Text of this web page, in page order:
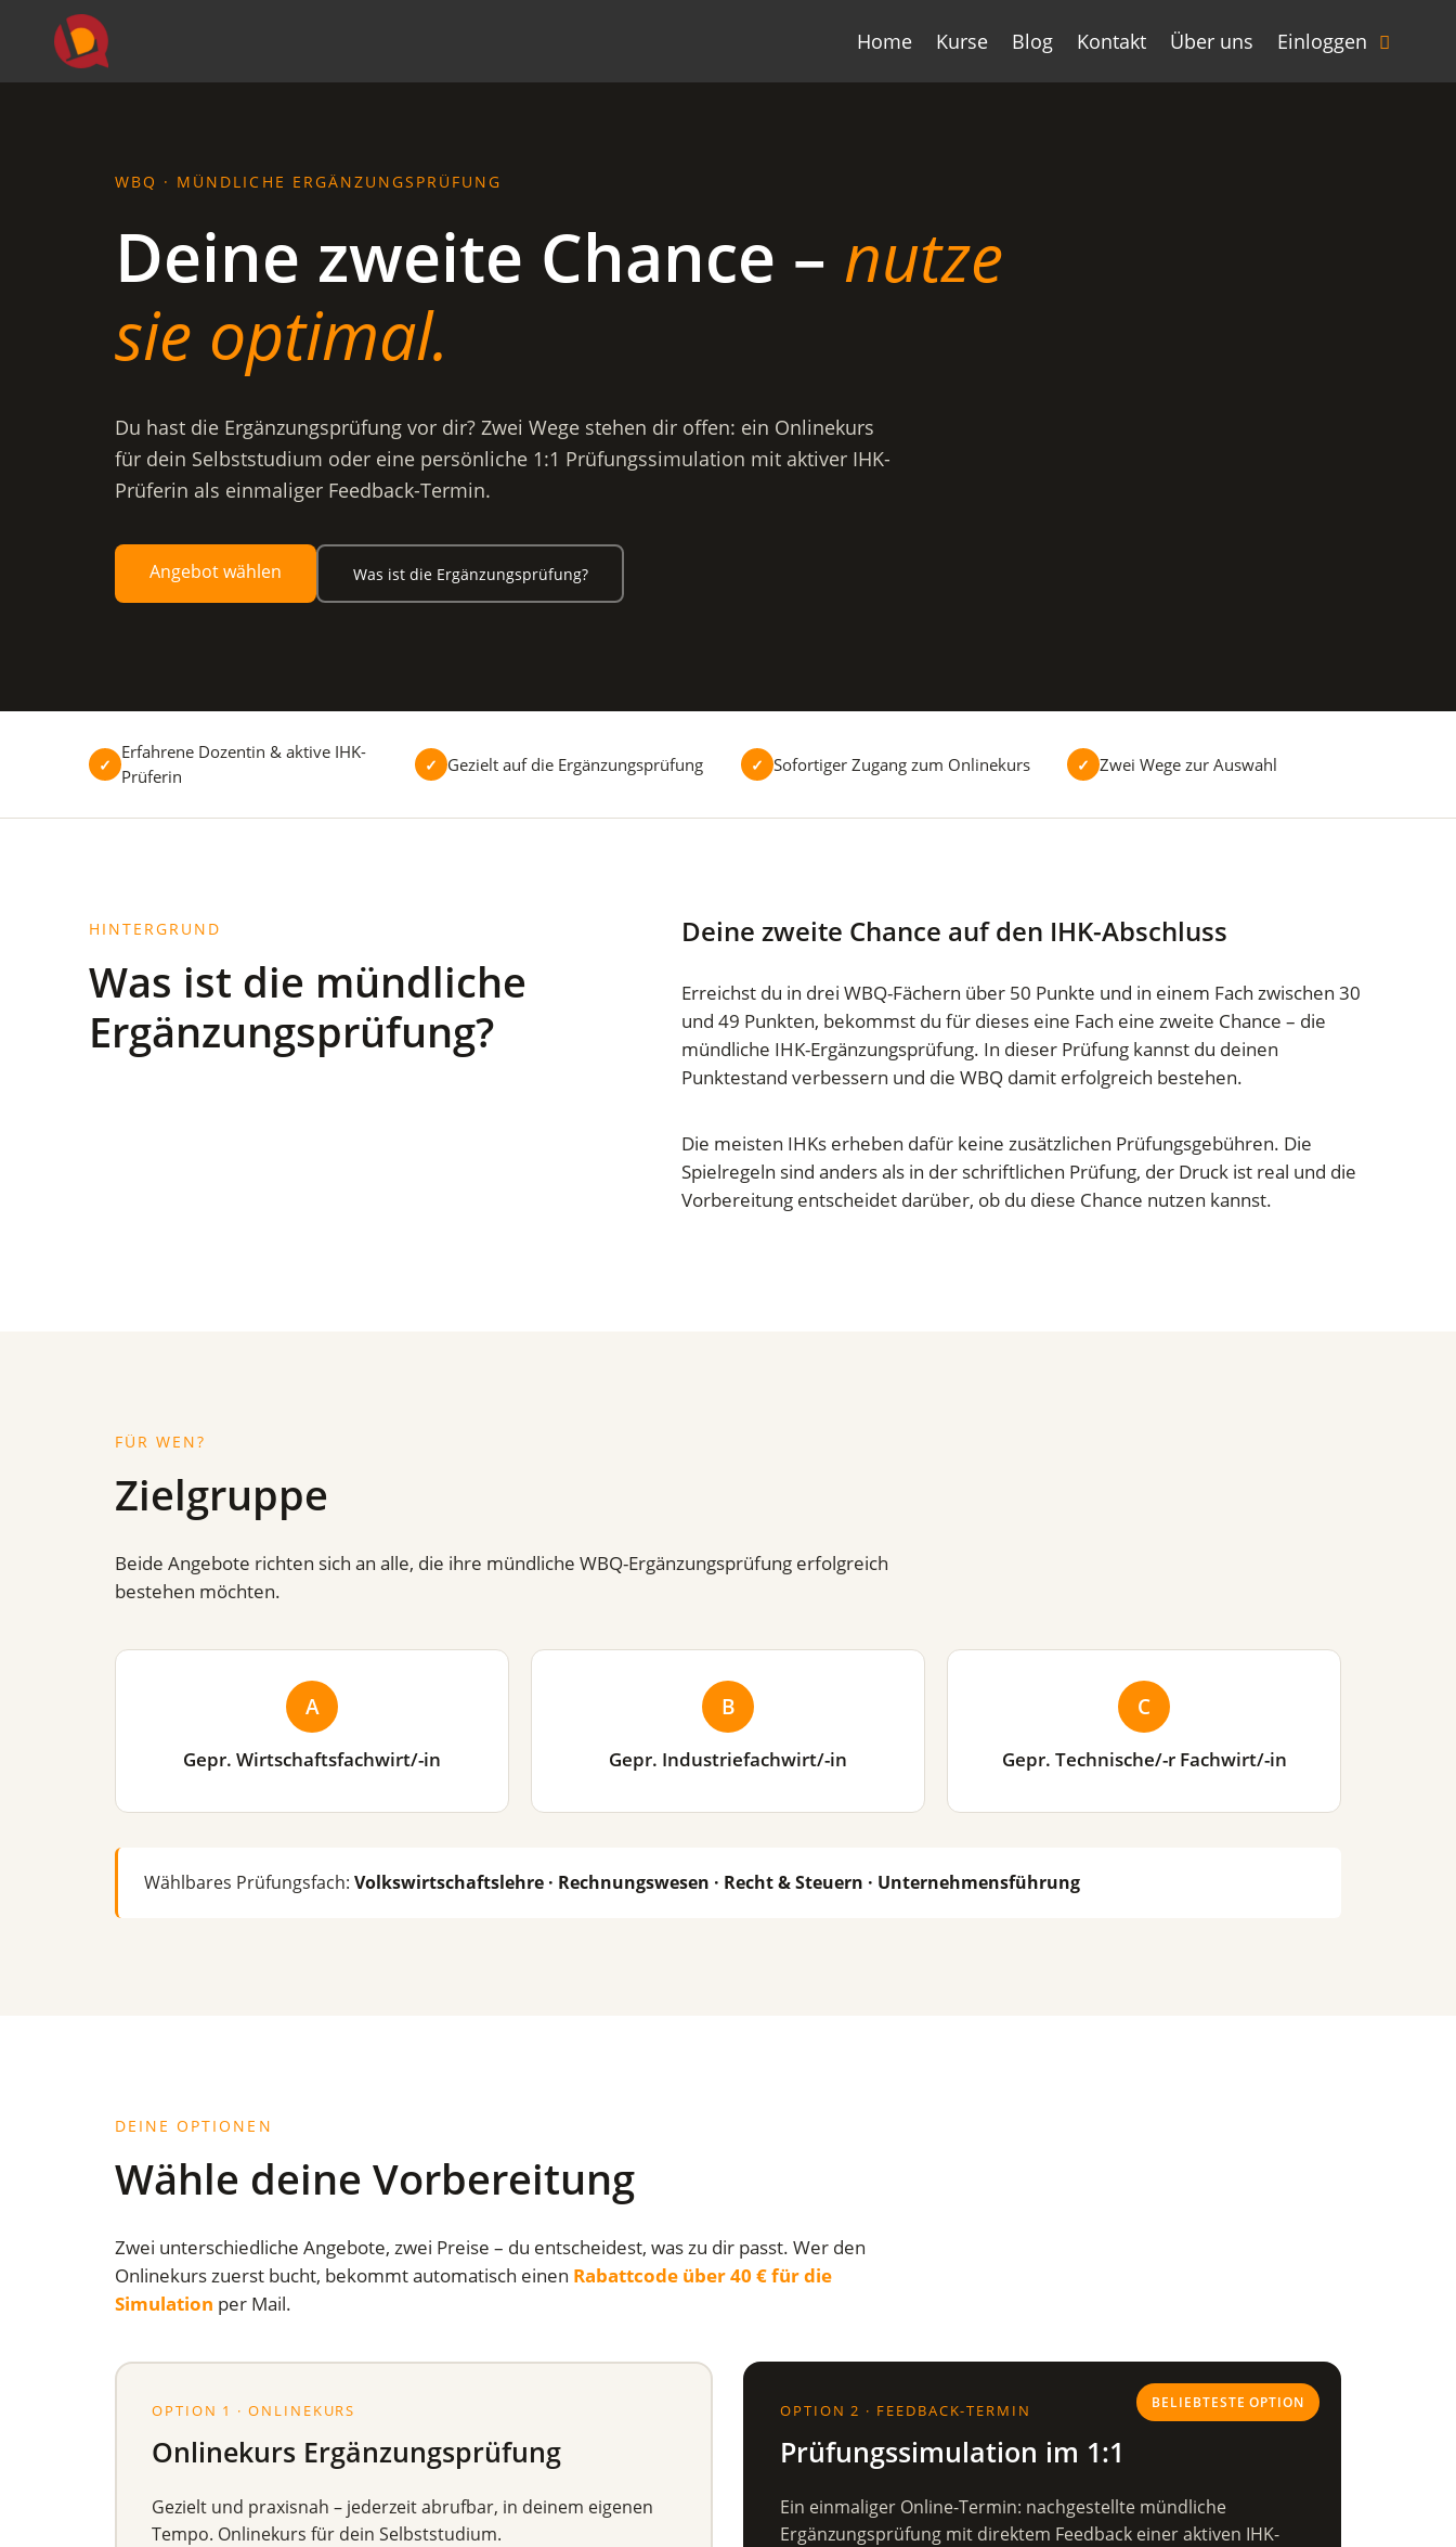
Home Kurse Blog Kontakt Über uns Einloggen
WBQ · MÜNDLICHE ERGÄNZUNGSPRÜFUNG
Deine zweite Chance – nutze
sie optimal.
Du hast die Ergänzungsprüfung vor dir? Zwei Wege stehen dir offen: ein Onlinekurs
für dein Selbststudium oder eine persönliche 1:1 Prüfungssimulation mit aktiver IHK-
Prüferin als einmaliger Feedback-Termin.
Angebot wählen Was ist die Ergänzungsprüfung?
✓
Erfahrene Dozentin & aktive IHK-
Prüferin
✓ Gezielt auf die Ergänzungsprüfung ✓ Sofortiger Zugang zum Onlinekurs ✓ Zwei Wege zur Auswahl
HINTERGRUND
Was ist die mündliche
Ergänzungsprüfung?
Deine zweite Chance auf den IHK-Abschluss
Erreichst du in drei WBQ-Fächern über 50 Punkte und in einem Fach zwischen 30
und 49 Punkten, bekommst du für dieses eine Fach eine zweite Chance – die
mündliche IHK-Ergänzungsprüfung. In dieser Prüfung kannst du deinen
Punktestand verbessern und die WBQ damit erfolgreich bestehen.
Die meisten IHKs erheben dafür keine zusätzlichen Prüfungsgebühren. Die
Spielregeln sind anders als in der schriftlichen Prüfung, der Druck ist real und die
Vorbereitung entscheidet darüber, ob du diese Chance nutzen kannst.
FÜR WEN?
Zielgruppe
Beide Angebote richten sich an alle, die ihre mündliche WBQ-Ergänzungsprüfung erfolgreich
bestehen möchten.
A
Gepr. Wirtschaftsfachwirt/-in
B
Gepr. Industriefachwirt/-in
C
Gepr. Technische/-r Fachwirt/-in
Wählbares Prüfungsfach: Volkswirtschaftslehre · Rechnungswesen · Recht & Steuern · Unternehmensführung
DEINE OPTIONEN
Wähle deine Vorbereitung
Zwei unterschiedliche Angebote, zwei Preise – du entscheidest, was zu dir passt. Wer den
Onlinekurs zuerst bucht, bekommt automatisch einen Rabattcode über 40 € für die
Simulation per Mail.
OPTION 1 · ONLINEKURS
Onlinekurs Ergänzungsprüfung
Gezielt und praxisnah – jederzeit abrufbar, in deinem eigenen
Tempo. Onlinekurs für dein Selbststudium.
BELIEBTESTE OPTION
OPTION 2 · FEEDBACK-TERMIN
Prüfungssimulation im 1:1
Ein einmaliger Online-Termin: nachgestellte mündliche
Ergänzungsprüfung mit direktem Feedback einer aktiven IHK-